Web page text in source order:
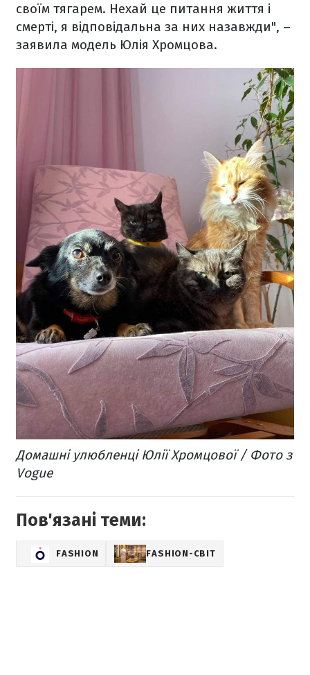
своїм тягарем. Нехай це питання життя і
смерті, я відповідальна за них назавжди", –
заявила модель Юлія Хромцова.
Домашні улюбленці Юлії Хромцової / Фото з
Vogue
Пов'язані теми:
FASHION FASHION-СВІТ